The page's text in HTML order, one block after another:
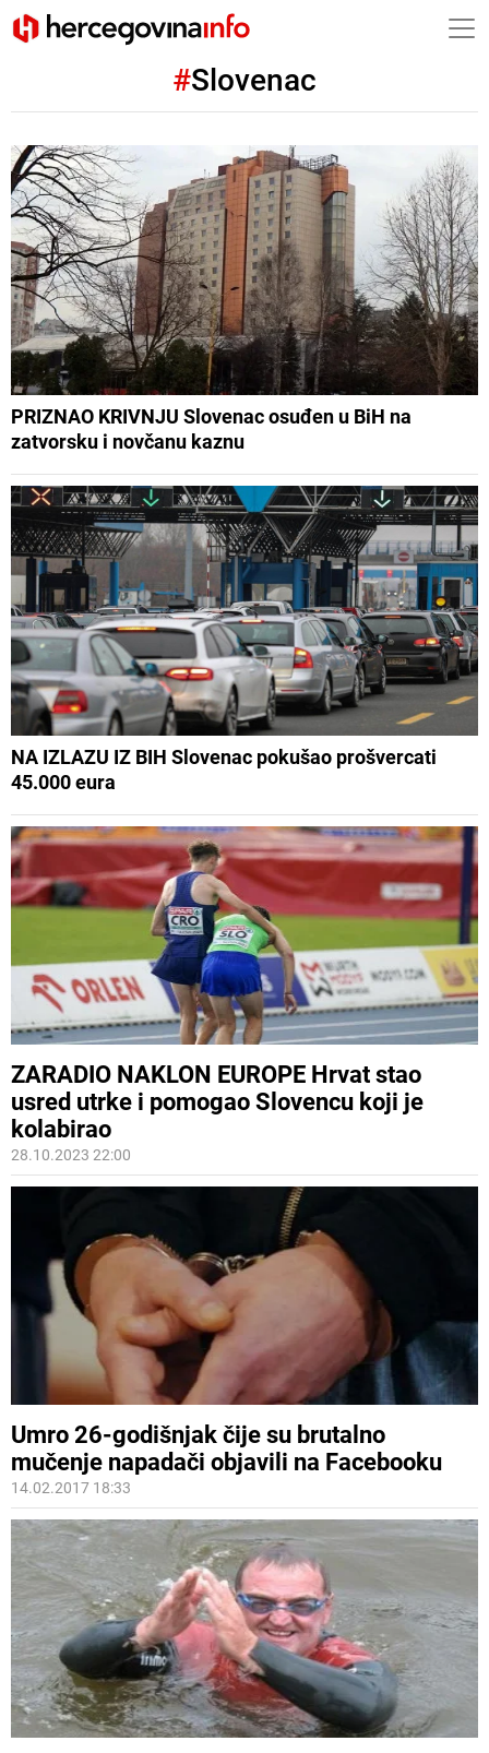
#Slovenac
PRIZNAO KRIVNJU Slovenac osuđen u BiH na
zatvorsku i novčanu kaznu
NA IZLAZU IZ BIH Slovenac pokušao prošvercati
45.000 eura
ZARADIO NAKLON EUROPE Hrvat stao
usred utrke i pomogao Slovencu koji je
kolabirao
28.10.2023 22:00
Umro 26-godišnjak čije su brutalno
mučenje napadači objavili na Facebooku
14.02.2017 18:33